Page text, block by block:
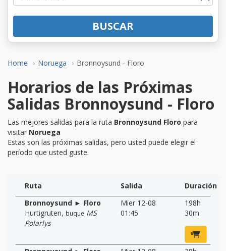
Home Noruega Bronnoysund - Floro
BUSCAR
Horarios de las Próximas
Salidas Bronnoysund - Floro
Las mejores salidas para la ruta Bronnoysund Floro para
visitar Noruega
Estas son las próximas salidas, pero usted puede elegir el
período que usted guste.
Ruta Salida
Duración
Bronnoysund ► Floro
Hurtigruten, buque MS
Polarlys
Mier 12-08
01:45
198h
30m